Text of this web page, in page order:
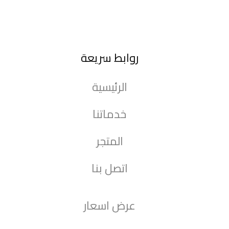
روابط سريعة
الرئيسية
خدماتنا
المتجر
اتصل بنا
عرض اسعار